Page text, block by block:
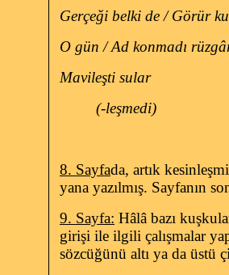
Gerçeği belki de / Görür
O gün / Ad konmadı
Mavileşti sular
(-leşmedi)
8. Sayfada, artık
yana yazılmış. Sayfanın
9. Sayfa: Hâlâ bazı
girişi ile ilgili çalışmalar
sözcüğünü altı ya da üstü